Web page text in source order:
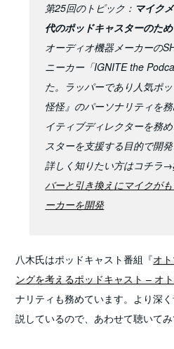
第25回のトピック： マイク
代のポッドキャスターのた
オーディオ機器メーカーの
ニーカー「IGNITE the
た。ラッパーであり人気ポ
怪怪』のパーソナリティを
イティブディレクターを務
スターを支援する目的で開発
詳しく知りたい方はコチラ→
バーと引き換えにマイクが
ーカーを開発
八木氏はポッドキャスト番組『オ
ングを考えるポッドキャスト – オ
ナリティも務めています。より深
説しているので、あわせて聴いてみ